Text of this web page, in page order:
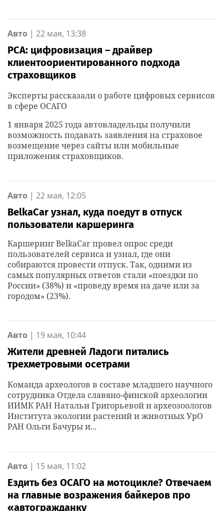
Авто | 22 мая, 13:38
РСА: цифровизация – драйвер
клиентоориентированного подхода
страховщиков
Эксперты рассказали о работе цифровых сервисов
в сфере ОСАГО
1 января 2025 года автовладельцы получили
возможность подавать заявления на страховое
возмещение через сайты или мобильные
приложения страховщиков.
Авто | 22 мая, 12:05
BelkaCar узнал, куда поедут в отпуск
пользователи каршеринга
Каршеринг BelkaCar провел опрос среди
пользователей сервиса и узнал, где они
собираются провести отпуск. Так, одними из
самых популярных ответов стали «поездки по
России» (38%) и «проведу время на даче или за
городом» (23%).
Авто | 19 мая, 10:44
Жители древней Ладоги питались
трехметровыми осетрами
Команда археологов в составе младшего научного
сотрудника Отдела славяно-финской археологии
ИИМК РАН Натальи Григорьевой и археозоологов
Института экологии растений и животных УрО
РАН Ольги Бачуры и...
Авто | 15 мая, 11:02
Ездить без ОСАГО на мотоцикле? Отвечаем
на главные возражения байкеров про
«автогражданку